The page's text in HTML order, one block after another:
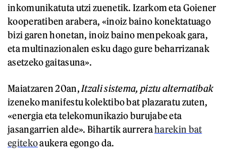
inkomunikatuta utzi zuenetik. Izarkom eta Goiener
kooperatiben arabera, «inoiz baino konektatuago
bizi garen honetan, inoiz baino menpekoak gara,
eta multinazionalen esku dago gure beharrizanak
asetzeko gaitasuna».
Maiatzaren 20an, Itzali sistema, piztu alternatibak
izeneko manifestu kolektibo bat plazaratu zuten,
«energia eta telekomunikazio burujabe eta
jasangarrien alde». Bihartik aurreraharekin bat
egitekoaukera egongo da.